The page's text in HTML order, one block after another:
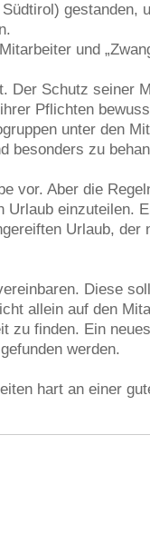
gestanden,
und
Der Schutz seiner
Pflichten
unter den
besonders zu
vor. Aber die
Urlaub einzuteilen.
Urlaub, der
Diese
allein auf den
zu finden. Ein
werden.
hart an einer